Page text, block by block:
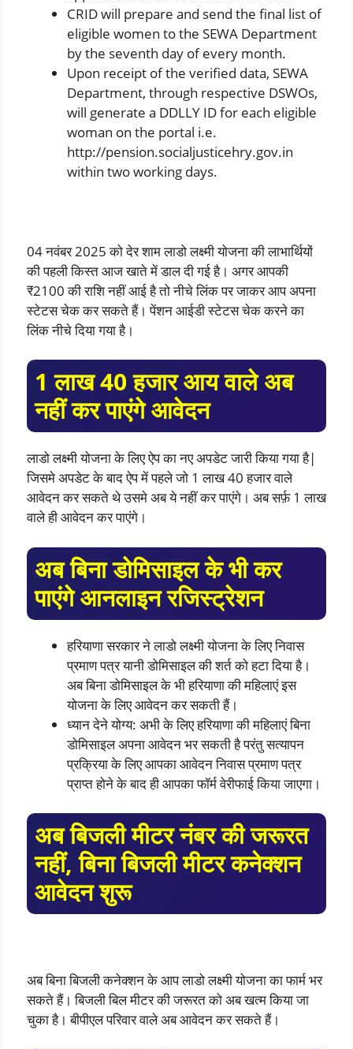
CRID will prepare and send the final list of
eligible women to the SEWA Department
by the seventh day of every month.
Upon receipt of the verified data, SEWA
Department, through respective DSWOs,
will generate a DDLLY ID for each eligible
woman on the portal i.e.
http://pension.socialjusticehry.gov.in
within two working days.
04 नवंबर 2025 को देर शाम लाडो लक्ष्मी योजना की लाभार्थियों
की पहली किस्त आज खाते में डाल दी गई है। अगर आपकी
₹2100 की राशि नहीं आई है तो नीचे लिंक पर जाकर आप अपना
स्टेटस चेक कर सकते हैं। पेंशन आईडी स्टेटस चेक करने का
लिंक नीचे दिया गया है।
1 लाख 40 हजार आय वाले अब
नहीं कर पाएंगे आवेदन
लाडो लक्ष्मी योजना के लिए ऐप का नए अपडेट जारी किया गया है|
जिसमे अपडेट के बाद ऐप में पहले जो 1 लाख 40 हजार वाले
आवेदन कर सकते थे उसमे अब ये नहीं कर पाएंगे। अब सर्फ़ 1 लाख
वाले ही आवेदन कर पाएंगे।
अब बिना डोमिसाइल के भी कर
पाएंगे आनलाइन रजिस्ट्रेशन
हरियाणा सरकार ने लाडो लक्ष्मी योजना के लिए निवास
प्रमाण पत्र यानी डोमिसाइल की शर्त को हटा दिया है।
अब बिना डोमिसाइल के भी हरियाणा की महिलाएं इस
योजना के लिए आवेदन कर सकती हैं।
ध्यान देने योग्य: अभी के लिए हरियाणा की महिलाएं बिना
डोमिसाइल अपना आवेदन भर सकती है परंतु सत्यापन
प्रक्रिया के लिए आपका आवेदन निवास प्रमाण पत्र
प्राप्त होने के बाद ही आपका फॉर्म वेरीफाई किया जाएगा।
अब बिजली मीटर नंबर की जरूरत
नहीं, बिना बिजली मीटर कनेक्शन
आवेदन शुरू
अब बिना बिजली कनेक्शन के आप लाडो लक्ष्मी योजना का फार्म भर
सकते हैं। बिजली बिल मीटर की जरूरत को अब खत्म किया जा
चुका है। बीपीएल परिवार वाले अब आवेदन कर सकते हैं।